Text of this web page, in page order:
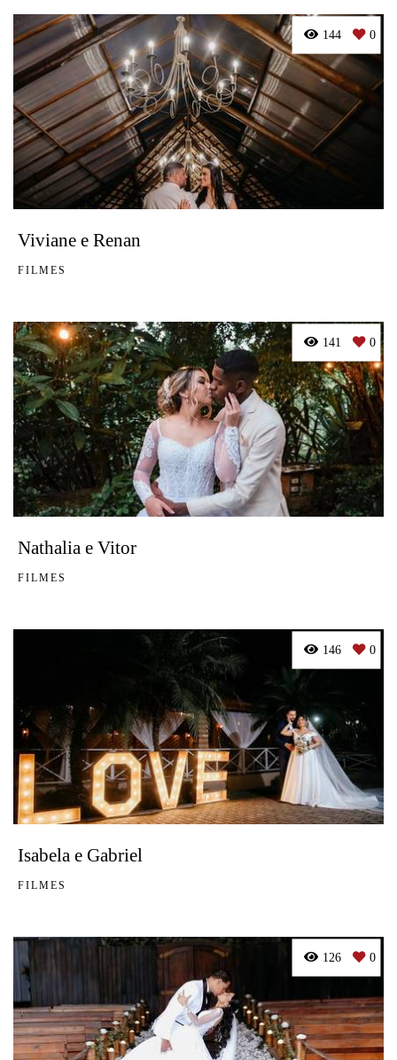
Viviane e Renan
FILMES
144 0
Nathalia e Vitor
FILMES
141 0
Isabela e Gabriel
FILMES
146 0
126 0